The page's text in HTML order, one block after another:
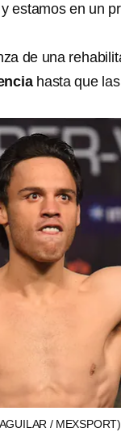
estamos en un
de una
hasta que
/ MEXSPORT)